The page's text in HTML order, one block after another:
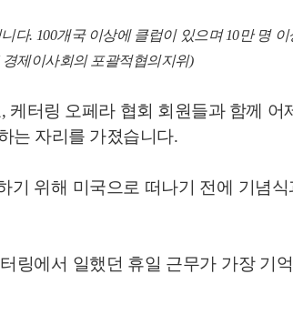
다. 100개국 이상에 클럽이 있으며 10만 명
제이사회의 포괄적협의지위)
터링 오페라 협회 회원들과 함께 어
는 자리를 가졌습니다.
위해 미국으로 떠나기 전에 기념
링에서 일했던 휴일 근무가 가장 기